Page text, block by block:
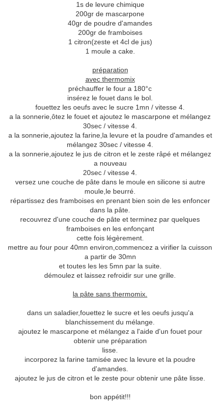
1s de levure chimique
200gr de mascarpone
40gr de poudre d'amandes
200gr de framboises
1 citron(zeste et 4cl de jus)
1 moule a cake.
préparation
avec thermomix
préchauffer le four a 180°c
insérez le fouet dans le bol.
fouettez les oeufs avec le sucre 1mn / vitesse 4.
a la sonnerie,ôtez le fouet et ajoutez le mascarpone et mélangez
30sec / vitesse 4.
a la sonnerie,ajoutez la farine,la levure et la poudre d'amandes et
mélangez 30sec / vitesse 4.
a la sonnerie,ajoutez le jus de citron et le zeste râpé et mélangez
a nouveau
20sec / vitesse 4.
versez une couche de pâte dans le moule en silicone si autre
moule,le beurré.
répartissez des framboises en prenant bien soin de les enfoncer
dans la pâte.
recouvrez d'une couche de pâte et terminez par quelques
framboises en les enfonçant
cette fois légèrement.
mettre au four pour 40mn environ,commencez a virifier la cuisson
a partir de 30mn
et toutes les les 5mn par la suite.
démoulez et laissez refroidir sur une grille.
la pâte sans thermomix.
dans un saladier,fouettez le sucre et les oeufs jusqu'a
blanchissement du mélange.
ajoutez le mascarpone et mélangez a l'aide d'un fouet pour
obtenir une préparation
lisse.
incorporez la farine tamisée avec la levure et la poudre
d'amandes.
ajoutez le jus de citron et le zeste pour obtenir une pâte lisse.
bon appétit!!!